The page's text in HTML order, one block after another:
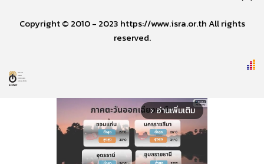
Copyright © 2010 - 2023 https://www.isra.or.th All rights
reserved.
arrow_forward_ios อ่านเพิ่มเติม